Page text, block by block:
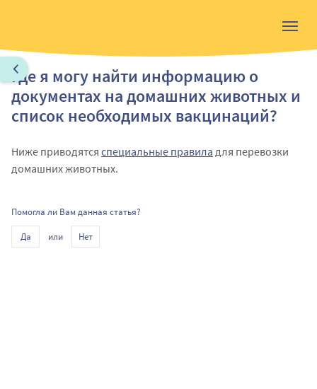
Где я могу найти информацию о
документах на домашних животных и
список необходимых вакцинаций?
Ниже приводятся специальные правила для перевозки
домашних животных.
Помогла ли Вам данная статья?
Да или Нет